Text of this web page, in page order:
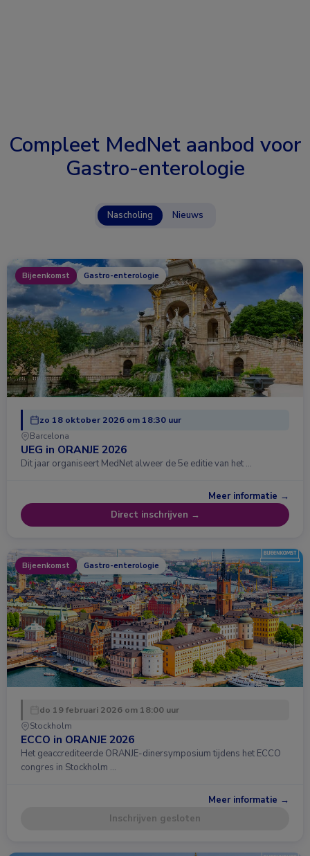
Compleet MedNet aanbod voor
Gastro-enterologie
Nascholing Nieuws
Bijeenkomst Gastro-enterologie
zo 18 oktober 2026 om 18:30 uur
Barcelona
UEG in ORANJE 2026
Dit jaar organiseert MedNet alweer de 5e editie van het …
Meer informatie →
Direct inschrijven →
Bijeenkomst Gastro-enterologie
do 19 februari 2026 om 18:00 uur
Stockholm
ECCO in ORANJE 2026
Het geaccrediteerde ORANJE-dinersymposium tijdens het ECCO
congres in Stockholm …
Meer informatie →
Inschrijven gesloten